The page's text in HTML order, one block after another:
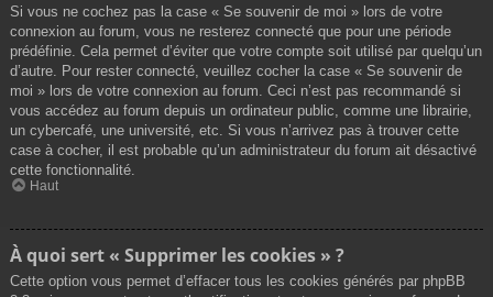
Si vous ne cochez pas la case « Se souvenir de moi » lors de votre
connexion au forum, vous ne resterez connecté que pour une période
prédéfinie. Cela permet d’éviter que votre compte soit utilisé par quelqu’un
d’autre. Pour rester connecté, veuillez cocher la case « Se souvenir de
moi » lors de votre connexion au forum. Ceci n’est pas recommandé si
vous accédez au forum depuis un ordinateur public, comme une librairie,
un cybercafé, une université, etc. Si vous n’arrivez pas à trouver cette
case à cocher, il est probable qu’un administrateur du forum ait désactivé
cette fonctionnalité.
Haut
À quoi sert « Supprimer les cookies » ?
Cette option vous permet d’effacer tous les cookies générés par phpBB